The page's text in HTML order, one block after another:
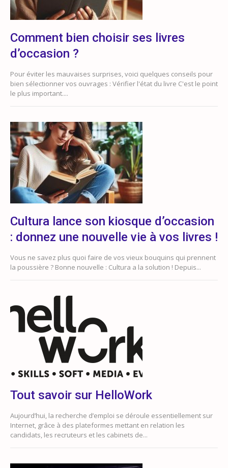
Comment bien choisir ses livres
d’occasion ?
Pour éviter les mauvaises surprises, voici quelques conseils pour
bien sélectionner vos ouvrages : Vérifier l'état du livre C'est le point
le plus important....
Cultura lance son kiosque d’occasion
: donnez une nouvelle vie à vos livres !
Vous ne savez plus quoi faire de vos vieux bouquins qui prennent
la poussière ? Bonne nouvelle : Cultura a la solution ! Depuis...
Tout savoir sur HelloWork
Aujourd’hui, la recherche d’emploi se déroule essentiellement sur
Internet, grâce à des plateformes mettant en relation les
candidats, les recruteurs et les cabinets de...